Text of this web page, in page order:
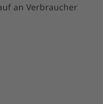
an Verbraucher